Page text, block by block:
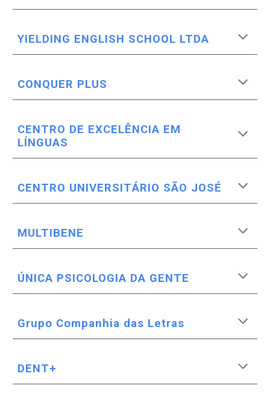
YIELDING ENGLISH SCHOOL LTDA
CONQUER PLUS
CENTRO DE EXCELÊNCIA EM
LÍNGUAS
CENTRO UNIVERSITÁRIO SÃO JOSÉ
MULTIBENE
ÚNICA PSICOLOGIA DA GENTE
Grupo Companhia das Letras
DENT+